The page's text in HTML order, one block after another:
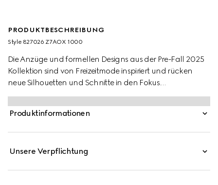
PRODUKTBESCHREIBUNG
Style ‎827026 Z7AOX 1000
Die Anzüge und formellen Designs aus der Pre-Fall 2025
Kollektion sind von Freizeitmode inspiriert und rücken
neue Silhouetten und Schnitte in den Fokus.
Charakteristische Elemente treffen dabei auf elegante
Details. Dieser Anzug erscheint in einem Design aus
schwarzer Wolle.
Produktinformationen
Unsere Verpflichtung